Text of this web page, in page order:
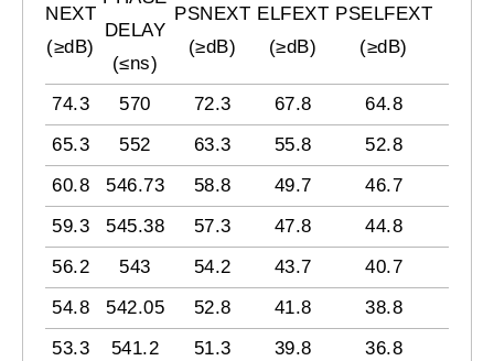
NEXT
(≥dB)
DELAY
(≤ns)
PSNEXT
(≥dB)
ELFEXT
(≥dB)
PSELFEXT
(≥dB)
74.3 570 72.3 67.8
64.8
65.3
552 63.3 55.8
52.8
60.8
546.73 58.8 49.7
46.7
59.3
545.38 57.3 47.8
44.8
56.2
543 54.2 43.7
40.7
54.8
542.05 52.8 41.8
38.8
53.3
541.2 51.3 39.8
36.8